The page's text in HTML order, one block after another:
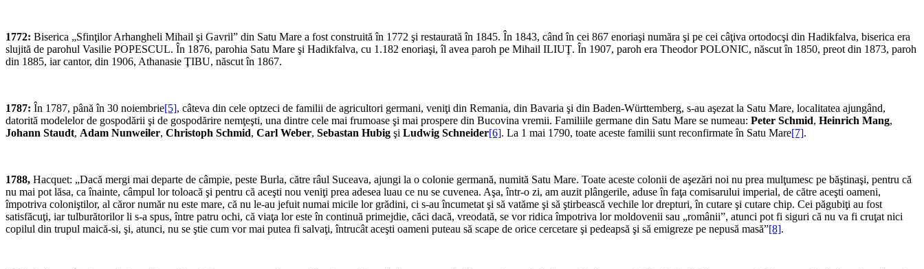
1772: Biserica „Sfinţilor Arhangheli Mihail şi Gavril” din Satu Mare a fost construită în 1772 şi restaurată în 1845. În 1843, când în cei 867 enoriaşi număra şi pe cei câţiva ortodocşi din Hadikfalva, biserica era
slujită de parohul Vasilie POPESCUL. În 1876, parohia Satu Mare şi Hadikfalva, cu 1.182 enoriaşi, îl avea paroh pe Mihail ILIUŢ. În 1907, paroh era Theodor POLONIC, născut în 1850, preot din 1873, paroh
din 1885, iar cantor, din 1906, Athanasie ŢIBU, născut în 1867.
1787: În 1787, până în 30 noiembrie[5], câteva din cele optzeci de familii de agricultori germani, veniţi din Remania, din Bavaria şi din Baden-Württemberg, s-au aşezat la Satu Mare, localitatea ajungând,
datorită modelelor de gospodării şi de gospodărire nemţeşti, una dintre cele mai frumoase şi mai prospere din Bucovina vremii. Familiile germane din Satu Mare se numeau: Peter Schmid, Heinrich Mang,
Johann Staudt, Adam Nunweiler, Christoph Schmid, Carl Weber, Sebastan Hubig şi Ludwig Schneider[6]. La 1 mai 1790, toate aceste familii sunt reconfirmate în Satu Mare[7].
1788, Hacquet: „Dacă mergi mai departe de câmpie, peste Burla, către râul Suceava, ajungi la o colonie germană, numită Satu Mare. Toate aceste colonii de aşezări noi nu prea mulţumesc pe băştinaşi, pentru că
nu mai pot lăsa, ca înainte, câmpul lor toloacă şi pentru că aceşti nou veniţi prea adesea luau ce nu se cuvenea. Aşa, într-o zi, am auzit plângerile, aduse în faţa comisarului imperial, de către aceşti oameni,
împotriva coloniştilor, al căror număr nu este mare, că nu le-au jefuit numai micile lor grădini, ci s-au încumetat şi să vatăme şi să ştirbească vechile lor drepturi, în cutare şi cutare chip. Cei păgubiţi au fost
satisfăcuţi, iar tulburătorilor li s-a spus, între patru ochi, că viaţa lor este în continuă primejdie, căci dacă, vreodată, se vor ridica împotriva lor moldovenii sau „românii”, atunci pot fi siguri că nu va fi cruţat nici
copilul din trupul maică-si, şi, atunci, nu se ştie cum vor mai putea fi salvaţi, întrucât aceşti oameni puteau să scape de orice cercetare şi pedeapsă şi să emigreze pe nepusă masă”[8].